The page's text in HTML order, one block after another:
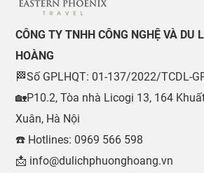
CÔNG TY TNHH CÔNG NGHỆ VÀ DU
HOÀNG
🏁Số GPLHQT: 01-137/2022/TCDL-
🏡P10.2, Tòa nhà Licogi 13, 164
Xuân, Hà Nội
☎️ Hotlines: 0969 566 598
📩 info@dulichphuonghoang.vn